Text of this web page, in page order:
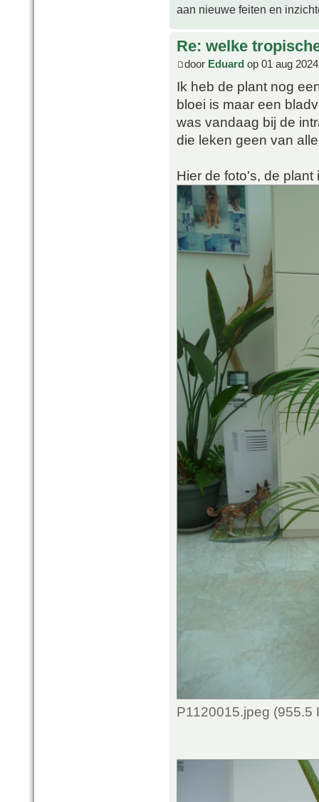
aan nieuwe feiten en
Re: welke
door Eduard op 01 aug
Ik heb de plant nog
bloei is maar een
was vandaag bij de
die leken geen van
Hier de foto's, de
P1120015.jpeg (955.5